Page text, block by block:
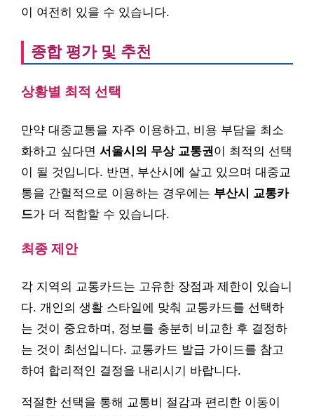
이 여전히 있을 수 있습니다.
종합 평가 및 추천
상황별 최적 선택
만약 대중교통을 자주 이용하고, 비용 부담을 최소
화하고 싶다면 서울시의 무상 교통권 이 최적의 선택
이 될 것입니다. 반면, 부산시에 살고 있으며 대중교
통을 간헐적으로 이용하는 경우에는 부산시 교통카
드가 더 적합할 수 있습니다.
최종 제안
각 지역의 교통카드는 고유한 장점과 제한이 있습니
다. 개인의 생활 스타일에 맞춰 교통카드를 선택하
는 것이 중요하며, 정보를 충분히 비교한 후 결정하
는 것이 최선입니다. 교통카드 발급 가이드를 참고
하여 합리적인 결정을 내리시기 바랍니다.
적절한 선택을 통해 교통비 절감과 편리한 이동이